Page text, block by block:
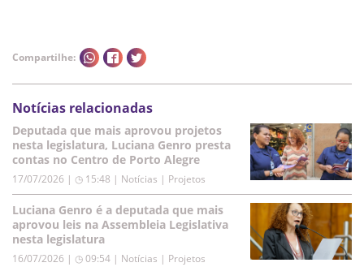
Compartilhe:
Notícias relacionadas
Deputada que mais aprovou projetos
nesta legislatura, Luciana Genro presta
contas no Centro de Porto Alegre
17/07/2026 | ◷ 15:48 | Notícias | Projetos
Luciana Genro é a deputada que mais
aprovou leis na Assembleia Legislativa
nesta legislatura
16/07/2026 | ◷ 09:54 | Notícias | Projetos